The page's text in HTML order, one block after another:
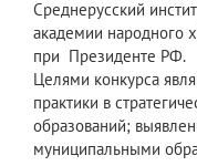
Среднерусский
академии народного
при Президенте РФ.
Целями конкурса
практики в
образований;
муниципальными